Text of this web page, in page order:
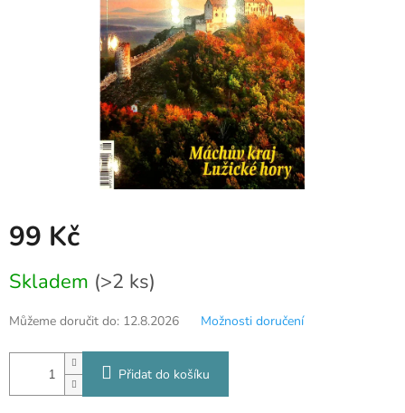
99 Kč
cena:
Skladem (>2 ks)
Můžeme doručit do: 12.8.2026 Možnosti doručení
Přidat do košíku